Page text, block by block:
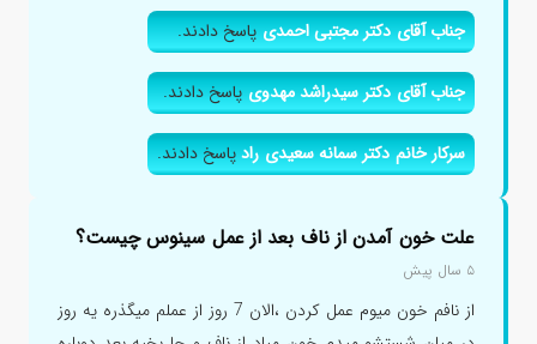
جناب آقای دکتر مجتبی احمدیپاسخ دادند.
جناب آقای دکتر سیدراشد مهدویپاسخ دادند.
سرکار خانم دکتر سمانه سعیدی رادپاسخ دادند.
علت خون آمدن از ناف بعد از عمل سینوس چیست؟
۵ سال پیش
از نافم خون میوم عمل کردن ،الان 7 روز از عملم میگذره یه روز